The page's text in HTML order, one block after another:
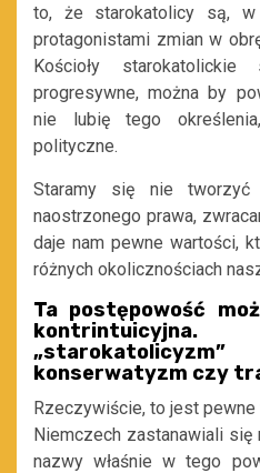
to, że starokatolicy są, w
protagonistami zmian w
Kościoły
progresywne, można by
nie lubię tego
polityczne.
Staramy się nie tworzyć
naostrzonego prawa,
daje nam pewne wartości,
różnych okolicznościach
Ta postępowość
konserwatyzm czy
Rzeczywiście, to jest
Niemczech zastanawiali się
nazwy właśnie w tego